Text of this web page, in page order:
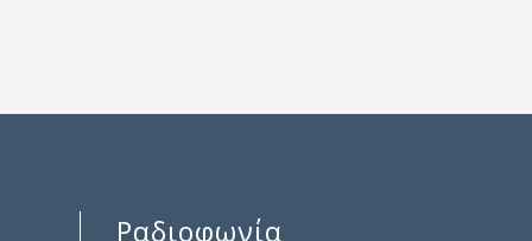
Ραδιοφωνία